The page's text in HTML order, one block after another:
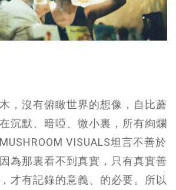
，沒有俯瞰世界的想像，自比蘑
沉默、暗啞、微小裏，所有絢爛
VISUALS坦言不善於
為那裏看不到真實，只有真實善
才有記錄的意義、的必要。所以